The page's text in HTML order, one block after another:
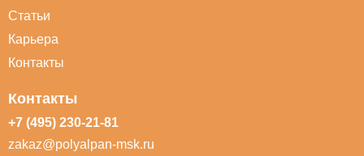
Статьи
Карьера
Контакты
Контакты
+7 (495) 230-21-81
zakaz@polyalpan-msk.ru